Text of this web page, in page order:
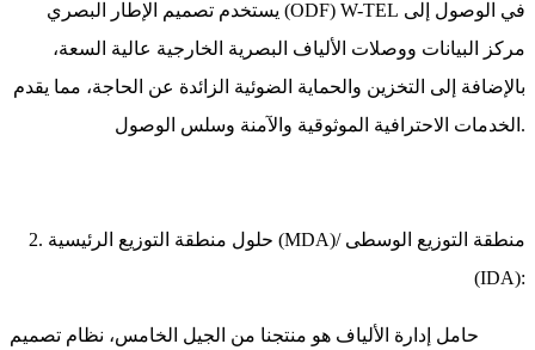
يستخدم تصميم الإطار البصري (ODF) W-TEL في الوصول إلى
مركز البيانات ووصلات الألياف البصرية الخارجية عالية السعة،
بالإضافة إلى التخزين والحماية الضوئية الزائدة عن الحاجة، مما يقدم
الخدمات الاحترافية الموثوقية والآمنة وسلس الوصول.
2. حلول منطقة التوزيع الرئيسية (MDA)/ منطقة التوزيع الوسطى
(IDA):
حامل إدارة الألياف هو منتجنا من الجيل الخامس، نظام تصميم